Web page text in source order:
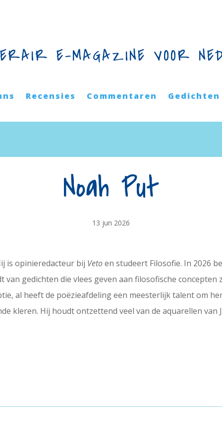
E-MAGAZINE VOOR
Recensies Commentaren Gedichten
Noah Put
13 jun 2026
is opinieredacteur bij Vetoen studeert Filosofie. In 2026
gedichten die vlees geven aan filosofische
al heeft de poëzieafdeling een meesterlijk talent om
kleren. Hij houdt ontzettend veel van de aquarellen van